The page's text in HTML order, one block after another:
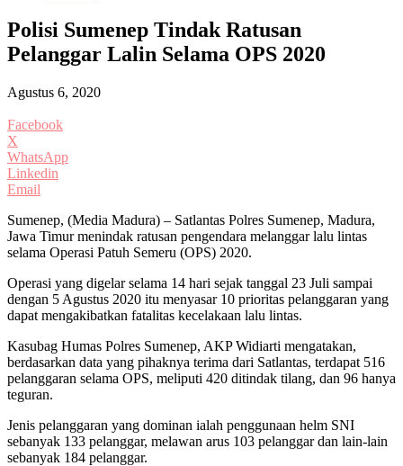
Polisi Sumenep Tindak Ratusan
Pelanggar Lalin Selama OPS 2020
Agustus 6, 2020
Facebook
X
WhatsApp
Linkedin
Email
Sumenep, (Media Madura) – Satlantas Polres Sumenep, Madura,
Jawa Timur menindak ratusan pengendara melanggar lalu lintas
selama Operasi Patuh Semeru (OPS) 2020.
Operasi yang digelar selama 14 hari sejak tanggal 23 Juli sampai
dengan 5 Agustus 2020 itu menyasar 10 prioritas pelanggaran yang
dapat mengakibatkan fatalitas kecelakaan lalu lintas.
Kasubag Humas Polres Sumenep, AKP Widiarti mengatakan,
berdasarkan data yang pihaknya terima dari Satlantas, terdapat 516
pelanggaran selama OPS, meliputi 420 ditindak tilang, dan 96 hanya
teguran.
Jenis pelanggaran yang dominan ialah penggunaan helm SNI
sebanyak 133 pelanggar, melawan arus 103 pelanggar dan lain-lain
sebanyak 184 pelanggar.